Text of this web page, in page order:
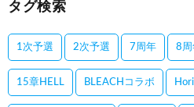
タグ検索
1次予選 2次予選 7周年 8周
15章HELL BLEACHコラボ